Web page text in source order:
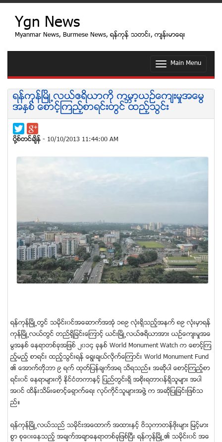
Ygn News
Myanmar News, Burmese News, ရန္ကုန္ သတင္း, က်န္းမာေရး
T
g
l
n
a
Main Menu
ရန္ကုန္ၿမိဳ႕လယ္ဧရိယာကို ကမၻာ့ယဥ္ေက်းမႈအေမြ
အႏႇစ္ ေစာင့္ၾကည့္စာရင္းတြင္ ထည့္သြင္း
ပုိ႔စ္တင္ခ်ိန္ - 10/10/2013 11:44:00 AM
ရန္ကုန္ၿမိဳ႕တြင္ သမိုင္း၀င္အေဆာက္အအံု ၁၈၉ လံုးရႇိသည့္အနက္ ၈၉ လံုးမႇာရန္
ကုန္ၿမိဳ႕လယ္တြင္ တည္ရႇိျခင္းေၾကာင့္ ယင္းၿမိဳ႕လယ္ဧရိယာအား ယဥ္ေက်းမႈအေ
မြအႏႇစ္ ေနရာတစ္ခုအျဖစ္ ၂၀၁၄ ခုႏႇစ္ World Monument Watch က ေစာင့္ၾက
ည့္မည့္ စာရင္း ထည့္သြင္းရန္ ေရြးခ်ယ္လိုက္ေၾကာင္း World Monument Fund
၏ ေအာက္တိုဘာ ၉ ရက္ ထုတ္ျပန္ခ်က္အရ သိရသည္။ အဆိုပါ ေစာင့္ၾကည့္စာ
ရင္း၀င္ ေနရာမ်ားကို ႏိုင္ငံတကာႏႇင့္ ျပည္တြင္းရႇိ အစိုးရတာ၀န္ရႇိသူမ်ား အပါ
အ၀င္ ထိန္းသိမ္းေစာင့္ေရႇာက္ေရး လုပ္ကိုင္သူမ်ားအဖြဲ႔ က အဆိုျပဳျခင္းျဖစ္သ
ည္။
ရန္ကုန္ၿမိဳ႕လယ္သည္ သမိုင္းအေထာက္ အထားႏႇင့္ ဗိသုကာတန္ဖိုးမ်ား ျမင့္မား
စြာ စုေ၀းေနသည့္ အခ်က္အခ်ာေနရာတစ္ခုျဖစ္ၿပီး ရန္ကုန္ၿမိဳ႕၏ သမိုင္း၀င္ အေ